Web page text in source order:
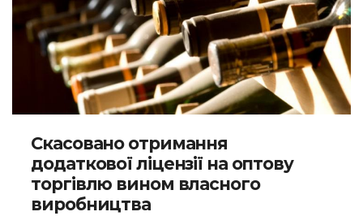
Скасовано отримання
додаткової ліцензії на оптову
торгівлю вином власного
виробництва